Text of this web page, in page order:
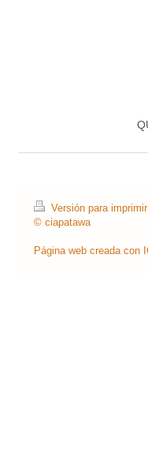
Versión para imprimir
© ciapatawa
Página web creada con